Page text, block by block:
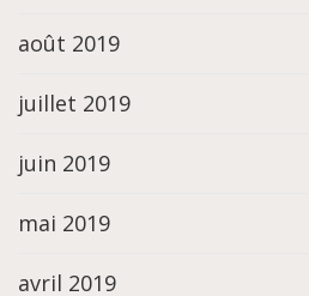
août 2019
juillet 2019
juin 2019
mai 2019
avril 2019